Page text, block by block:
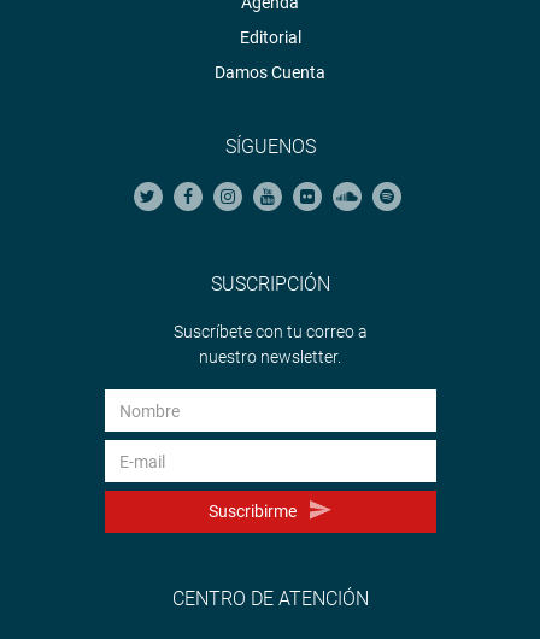
Editorial
Damos Cuenta
SÍGUENOS
SUSCRIPCIÓN
Suscríbete con tu correo a
nuestro newsletter.
Suscribirme
CENTRO DE ATENCIÓN